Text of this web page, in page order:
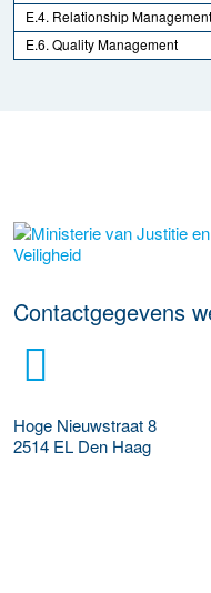
E.4. Relationship Management
E.6. Quality Management
Meer werkgever details
Contactgegevens
Hoge Nieuwstraat 8
2514 EL Den Haag